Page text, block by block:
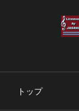
トップ